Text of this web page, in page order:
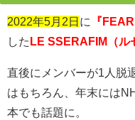
2022年5月2日 に 『
した
LE SSERAFIM（ル
直後にメンバーが1 人脱
はもちろん、年末には
本でも話題に。